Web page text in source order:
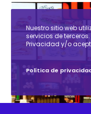
Nuestro sitio web
servicios de
Privacidad y/o
Política de